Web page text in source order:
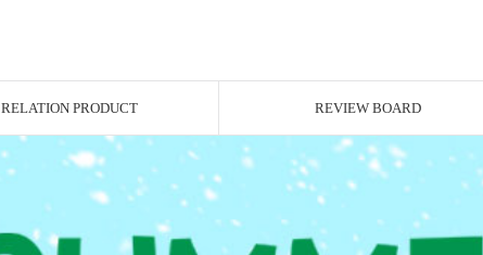
RELATION PRODUCT REVIEW BOARD